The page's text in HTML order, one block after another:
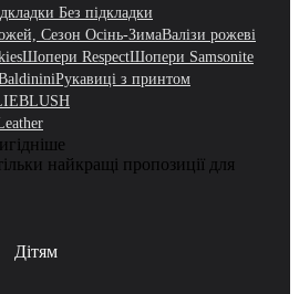
Без підкладки
Сезон Осінь-ЗимаВалізи рожеві
Шопери RespectШопери Samsonite
Рукавиці з принтом
найкращі пропозиції для
Дітям